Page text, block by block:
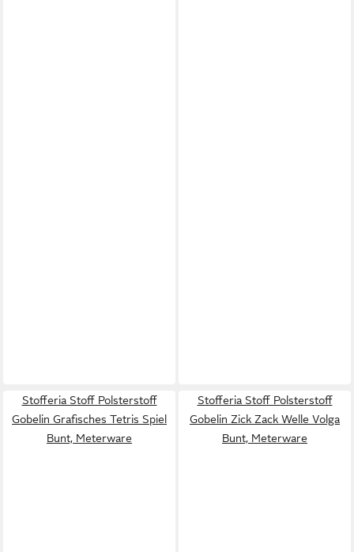
Stofferia Stoff Polsterstoff
Gobelin Grafisches Tetris Spiel
Bunt, Meterware
Stofferia Stoff Polsterstoff
Gobelin Zick Zack Welle Volga
Bunt, Meterware